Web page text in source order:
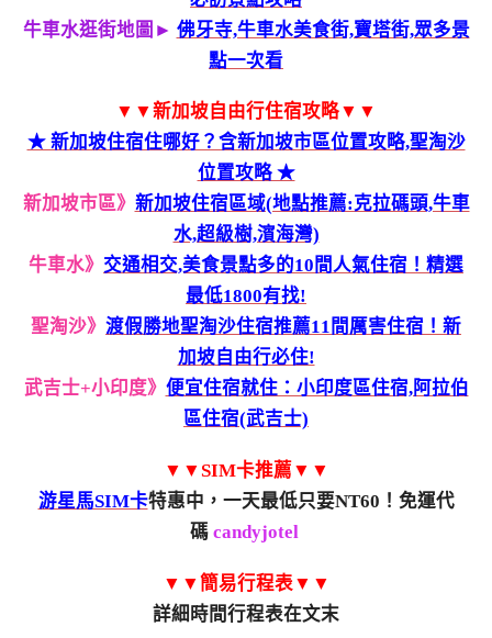
牛車水逛街地圖► 佛牙寺,牛車水美食街,寶塔街,眾多景
點一次看
▼▼新加坡自由行住宿攻略▼▼
★ 新加坡住宿住哪好？含新加坡市區位置攻略,聖淘沙
位置攻略 ★
新加坡市區》 新加坡住宿區域(地點推薦:克拉碼頭,牛車
水,超級樹,濱海灣)
牛車水》 交通相交,美食景點多的10間人氣住宿！精選
最低1800有找!
聖淘沙》 渡假勝地聖淘沙住宿推薦11間厲害住宿！新
加坡自由行必住!
武吉士+小印度》 便宜住宿就住：小印度區住宿,阿拉伯
區住宿(武吉士)
▼▼SIM卡推薦▼▼
游星馬SIM卡特惠中，一天最低只要NT60！免運代
碼 candyjotel
▼▼簡易行程表▼▼
詳細時間行程表在文末